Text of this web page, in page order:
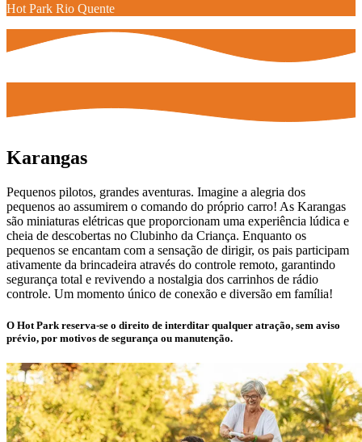
Hot Park Rio Quente
Karangas
Pequenos pilotos, grandes aventuras. Imagine a alegria dos
pequenos ao assumirem o comando do próprio carro! As Karangas
são miniaturas elétricas que proporcionam uma experiência lúdica e
cheia de descobertas no Clubinho da Criança. Enquanto os
pequenos se encantam com a sensação de dirigir, os pais participam
ativamente da brincadeira através do controle remoto, garantindo
segurança total e revivendo a nostalgia dos carrinhos de rádio
controle. Um momento único de conexão e diversão em família!
O Hot Park reserva-se o direito de interditar qualquer atração, sem aviso
prévio, por motivos de segurança ou manutenção.